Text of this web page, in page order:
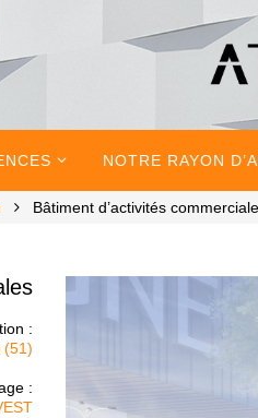
NOTRE RAYON
Bâtiment d’activités
:
(51)
: